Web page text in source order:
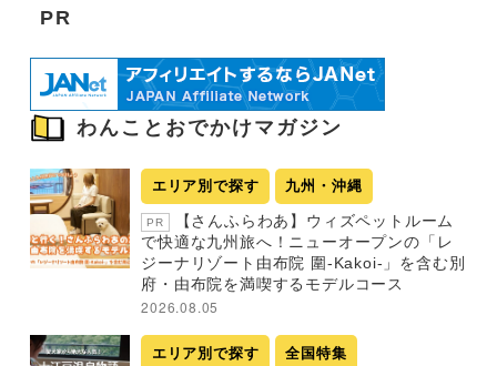
PR
わんことおでかけマガジン
エリア別で探す 九州・沖縄
PR
【さんふらわあ】ウィズペットルーム
で快適な九州旅へ！ニューオープンの「レ
ジーナリゾート由布院 圍-Kakoi-」を含む別
府・由布院を満喫するモデルコース
2026.08.05
エリア別で探す 全国特集